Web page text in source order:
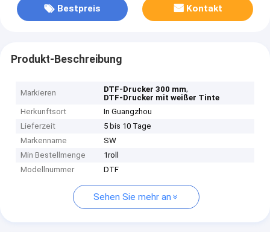
Bestpreis Kontakt
Produkt-Beschreibung
Markieren DTF-Drucker 300 mm,
DTF-Drucker mit weißer Tinte
Herkunftsort
In Guangzhou
Lieferzeit
5 bis 10 Tage
Markenname
SW
Min Bestellmenge
1roll
Modellnummer
DTF
Sehen Sie mehr an